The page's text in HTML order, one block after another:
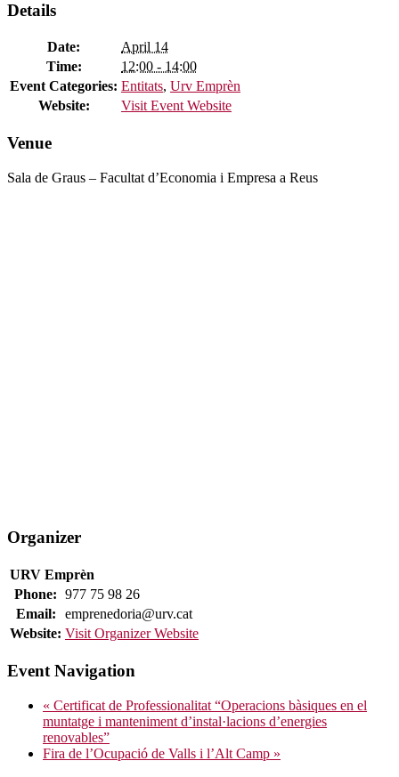
Details
Date:
April 14
Time:
12:00 - 14:00
Event Categories: Entitats, Urv Emprèn
Website:
Visit Event Website
Venue
Sala de Graus – Facultat d’Economia i Empresa a Reus
Organizer
URV Emprèn
Phone: 977 75 98 26
Email:
emprenedoria@urv.cat
Website: Visit Organizer Website
Event Navigation
« Certificat de Professionalitat “Operacions bàsiques en el
muntatge i manteniment d’instal·lacions d’energies
renovables”
Fira de l’Ocupació de Valls i l’Alt Camp »